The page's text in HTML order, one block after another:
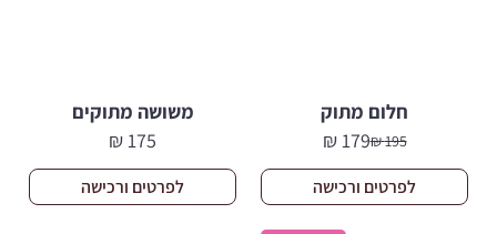
חלום מתוק
195
₪המחיר
המקורי
היה:
179
₪
המחיר
הנוכחי
הוא:
לפרטים ורכישה
משושה מתוקים
175
₪
לפרטים ורכישה